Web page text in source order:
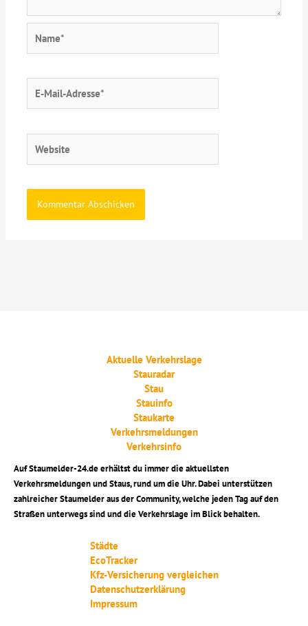
Mail-
Aktuelle Verkehrslage
Stauradar
Stau
Stauinfo
Staukarte
Verkehrsmeldungen
Verkehrsinfo
Auf Staumelder-24.de erhältst du immer die aktuellsten
Verkehrsmeldungen und Staus, rund um die Uhr. Dabei unterstützen
zahlreicher Staumelder aus der Community, welche jeden Tag auf den
Straßen unterwegs sind und die Verkehrslage im Blick behalten.
Städte
EcoTracker
Kfz-Versicherung vergleichen
Datenschutzerklärung
Impressum